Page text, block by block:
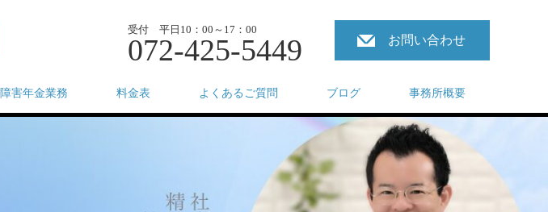
受付 平日10：00～17：00
072-425-5449 お問い合わせ
障害年金業務 料金表 よくあるご質問 ブログ 事務所概要